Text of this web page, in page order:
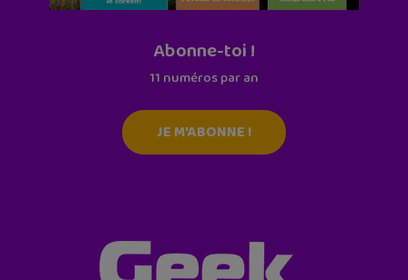
Abonne-toi !
11 numéros par an
JE M'ABONNE !